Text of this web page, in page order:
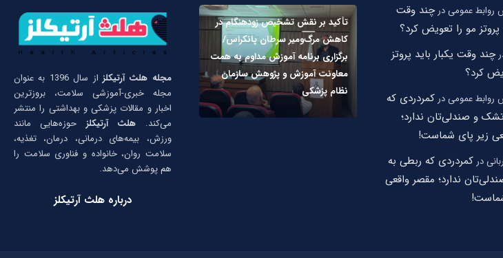
روابط عمومیدرچند وقت
پروتز مو را تعویض کرد؟
چند وقت یکبار باید پروتز
کرد؟
روابط عمومیدر کمردردی که
و صندلی‌تان ندارد؛
زیر پای شماست!
در کمردردی که ربطی به
ندارد؛ مقصر واقعی
تأکید بر نقش تشخیص زودهنگام در
کاهش مرگ‌ومیر سرطان پانکراس/
برگزاری برنامه آموزش مداوم به همت
معاونت آموزش و پژوهش سازمان
نظام پزشکی
مجله هلث آرتیکلز
از سال 1396 به عنوان
مجله خبری-آموزشی سلامت، بروزترین
اخبار و مقالات پزشکی و بهداشتی را منتشر
می‌کند. هلث آرتیکلز حوزه‌هایی مانند
ورزش، بیمه‌های درمانی، درمان، تغذیه،
سلامت روان، خانواده و فناوری سلامت را
هم پوشش می‌دهد.
درباره هلث آرتیکلز